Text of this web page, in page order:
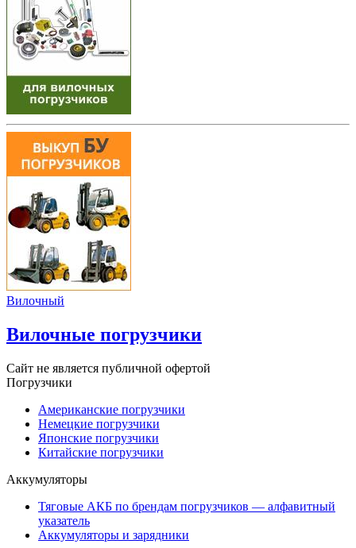
Вилочный
Вилочные погрузчики
Сайт не является публичной офертой
Погрузчики
Американские погрузчики
Немецкие погрузчики
Японские погрузчики
Китайские погрузчики
Аккумуляторы
Тяговые АКБ по брендам погрузчиков — алфавитный
указатель
Аккумуляторы и зарядники